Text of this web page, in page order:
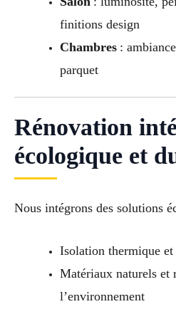
finitions design
Chambres:
parquet
Rénovation
écologique et
Nous intégrons des solutions
Isolation thermique
Matériaux naturels et
l’environnement